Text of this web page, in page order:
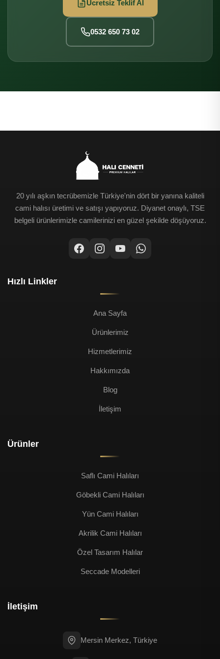
Ücretsiz Teklif Al
0532 650 73 02
20 yılı aşkın tecrübemizle Türkiye'nin dört bir yanına kaliteli
cami halısı üretimi ve satışı yapıyoruz. Diyanet onaylı, TSE
belgeli ürünlerimizle camilerinizi en güzel şekilde döşüyoruz.
Hızlı Linkler
Ana Sayfa
Ürünlerimiz
Hizmetlerimiz
Hakkımızda
Blog
İletişim
Ürünler
Saflı Cami Halıları
Göbekli Cami Halıları
Yün Cami Halıları
Akrilik Cami Halıları
Özel Tasarım Halılar
Seccade Modelleri
İletişim
Mersin Merkez, Türkiye